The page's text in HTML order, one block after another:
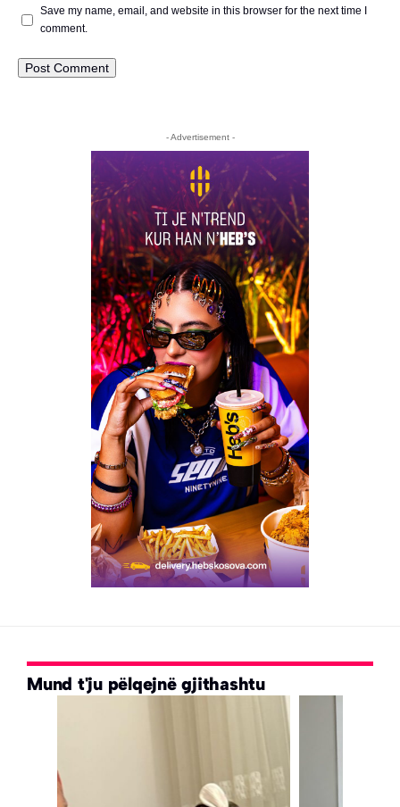
Save my name, email, and website in this browser for the next time I
comment.
- Advertisement -
Mund t'ju pëlqejnë gjithashtu